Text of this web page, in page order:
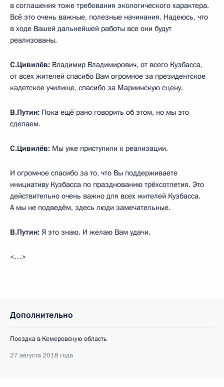
в соглашения тоже требования экологического характера.
Всё это очень важные, полезные начинания. Надеюсь, что
в ходе Вашей дальнейшей работы все они будут
реализованы.
С.Цивилёв: Владимир Владимирович, от всего Кузбасса,
от всех жителей спасибо Вам огромное за президентское
кадетское училище, спасибо за Мариинскую сцену.
В.Путин: Пока ещё рано говорить об этом, но мы это
сделаем.
С.Цивилёв: Мы уже приступили к реализации.
И огромное спасибо за то, что Вы поддерживаете
инициативу Кузбасса по празднованию трёхсотлетия. Это
действительно очень важно для всех жителей Кузбасса.
А мы не подведём, здесь люди замечательные.
В.Путин: Я это знаю. И желаю Вам удачи.
<…>
Дополнительно
Поездка в Кемеровскую область
27 августа 2018 года